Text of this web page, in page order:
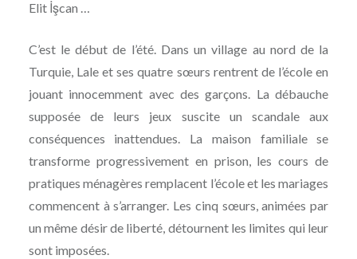
Elit İşcan …
C’est le début de l’été. Dans un village au nord de la
Turquie, Lale et ses quatre sœurs rentrent de l’école en
jouant innocemment avec des garçons. La débauche
supposée de leurs jeux suscite un scandale aux
conséquences inattendues. La maison familiale se
transforme progressivement en prison, les cours de
pratiques ménagères remplacent l’école et les mariages
commencent à s’arranger. Les cinq sœurs, animées par
un même désir de liberté, détournent les limites qui leur
sont imposées.